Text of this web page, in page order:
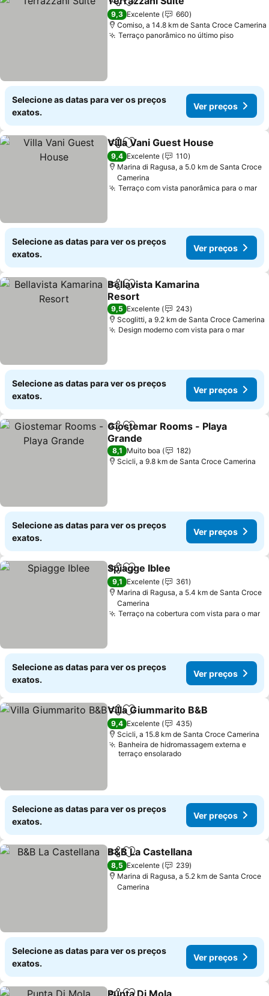
PartilharAdicionar aos favoritos
9,3 Excelente
660
Comiso, a 14.8 km de Santa Croce Camerina
Terraço panorâmico no último pisoVer
Selecione as datas para ver os preços
exatos.
Ver preços
PartilharAdicionar aos favoritos
Villa Vani Guest House
9,4 Excelente
110
Marina di Ragusa, a 5.0 km de Santa Croce
Camerina
Terraço com vista panorâmica para o mar
Selecione as datas para ver os preços
exatos.
Ver preços
PartilharAdicionar aos favoritos
Bellavista Kamarina
Resort
Ver preços
9,5 Excelente
243
Scoglitti, a 9.2 km de Santa Croce Camerina
Design moderno com vista para o marVer
Selecione as datas para ver os preços
exatos.
Ver preços
PartilharAdicionar aos favoritos
Giostemar Rooms - Playa
Grande
Ver preços
8,1 Muito boa
182
Scicli, a 9.8 km de Santa Croce Camerina
Selecione as datas para ver os preços
exatos.
Ver preços
PartilharAdicionar aos favoritos
Spiagge Iblee
9,1 Excelente
361
Marina di Ragusa, a 5.4 km de Santa Croce
Camerina
Terraço na cobertura com vista para o mar
Selecione as datas para ver os preços
exatos.
Ver preços
PartilharAdicionar aos favoritos
Villa Giummarito B&B
9,4 Excelente
435
Scicli, a 15.8 km de Santa Croce Camerina
Banheira de hidromassagem externa e
terraço ensolarado
Selecione as datas para ver os preços
exatos.
Ver preços
PartilharAdicionar aos favoritos
B&B La Castellana
8,5 Excelente
239
Marina di Ragusa, a 5.2 km de Santa Croce
Camerina
Selecione as datas para ver os preços
exatos.
Ver preços
Punta Di Mola